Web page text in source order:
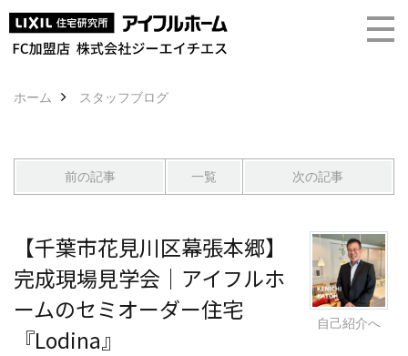
ホーム スタッフブログ
前の記事 一覧 次の記事
自己紹介へ
【千葉市花見川区幕張本郷】
完成現場見学会｜アイフルホ
ームのセミオーダー住宅
『Lodina』